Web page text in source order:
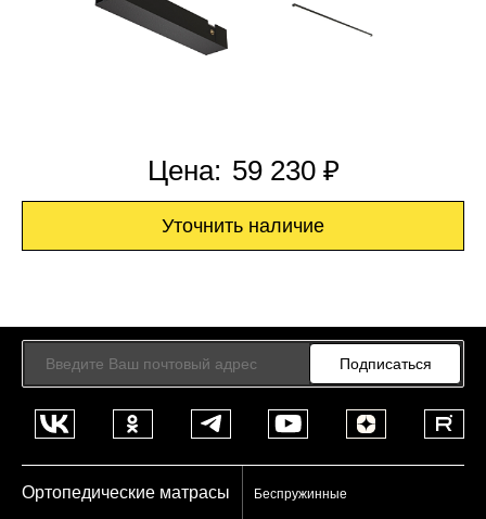
Цена: 59 230 ₽
Уточнить наличие
Подписаться
Ортопедические матрасы Беспружинные